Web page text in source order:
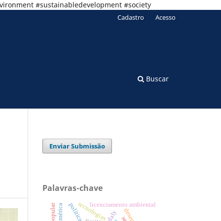
#sustainabledevelopment #society
Buscar
Cadastro Acesso
Enviar Submissão
Palavras-chave
licenciamento ambiental
tecnologias